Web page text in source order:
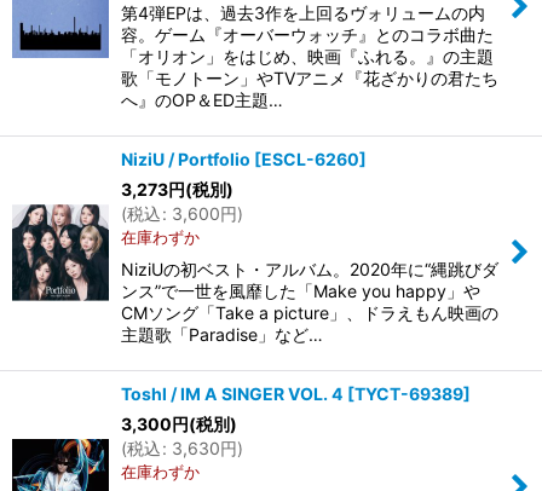
第4弾EPは、過去3作を上回るヴォリュームの内
容。ゲーム『オーバーウォッチ』とのコラボ曲た
「オリオン」をはじめ、映画『ふれる。』の主題
歌「モノトーン」やTVアニメ『花ざかりの君たち
へ』のOP＆ED主題…
NiziU / Portfolio [ESCL-6260]
3,273円(税別)
(税込: 3,600円)
在庫わずか
NiziUの初ベスト・アルバム。2020年に“縄跳びダ
ンス”で一世を風靡した「Make you happy」や
CMソング「Take a picture」、ドラえもん映画の
主題歌「Paradise」など…
Toshl / IM A SINGER VOL. 4 [TYCT-69389]
3,300円(税別)
(税込: 3,630円)
在庫わずか